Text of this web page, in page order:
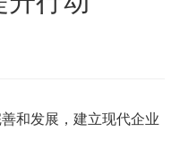
和发展，建立现代企业